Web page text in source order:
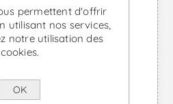
permettent d'offrir
utilisant nos services,
notre utilisation des
cookies.
OK